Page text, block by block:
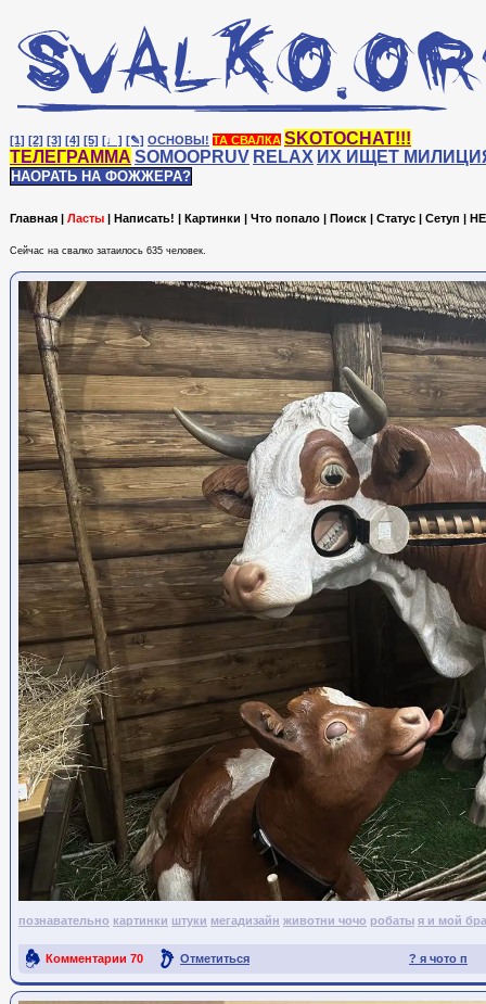
[1] [2] [3] [4] [5] [♩] [✎] ОСНОВЫ! ТА СВАЛКА SKOTOCHAT!!!
ТЕЛЕГРАММА SOMOOPRUV RELAX ИХ ИЩЕТ
НАОРАТЬ НА ФОЖЖЕРА?
Главная | Ласты | Написать! | Картинки | Что попало | Поиск | Статус | Сетуп |
Сейчас на cвалко затаилось 635 человек.
познавательно картинки штуки мегадизайн животни чочо робаты я и мой
? я чото п
Комментарии 70 Отметиться
Ссылка на пост